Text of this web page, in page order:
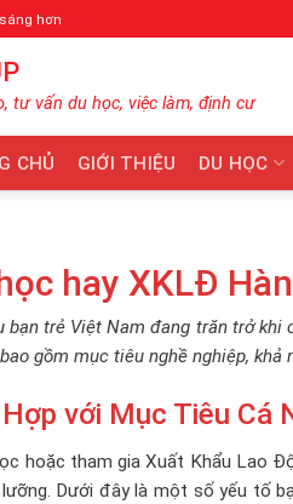
hơn
tư vấn du học, việc làm, định cư
CHỦ GIỚI THIỆU DU HỌC
hay XKLĐ
trẻ Việt Nam đang trăn trở
gồm mục tiêu nghề nghiệp, khả
với Mục Tiêu Cá
hoặc tham gia Xuất Khẩu Lao
Dưới đây là một số yếu tố